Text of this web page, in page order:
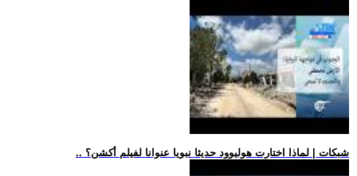
.. شبكات | لماذا اختارت هوليوود حديثا نبويا عنوانا لفيلم أكشن؟